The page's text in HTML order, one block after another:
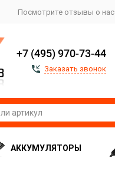
Посмотрите отзывы о нас
+7 (495) 970-73-44
Заказать звонок
АККУМУЛЯТОРЫ